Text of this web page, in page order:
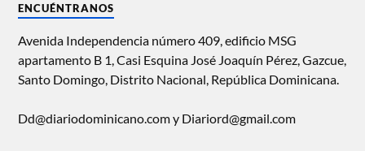
ENCUÉNTRANOS
Avenida Independencia número 409, edificio MSG
apartamento B 1, Casi Esquina José Joaquín Pérez, Gazcue,
Santo Domingo, Distrito Nacional, República Dominicana.
Dd@diariodominicano.com y Diariord@gmail.com